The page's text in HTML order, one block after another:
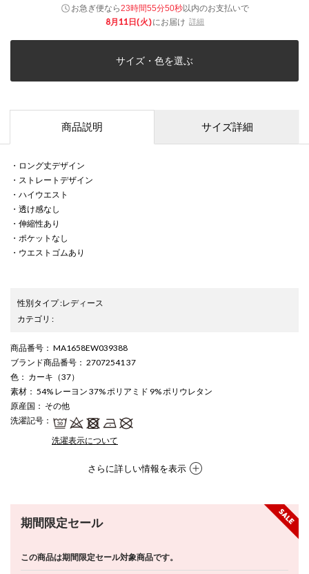
お急ぎ便なら23時間55分50秒以内のお支払いで
8月11日(火)にお届け 詳細
サイズ・色を選ぶ
商品説明 サイズ詳細
・ロング丈デザイン
・ストレートデザイン
・ハイウエスト
・透け感なし
・伸縮性あり
・ポケットなし
・ウエストゴムあり
性別タイプ:レディース
カテゴリ :
商品番号 ： MA1658EW039388
ブランド商品番号 ： 27072541 37
色 ： カーキ（37）
素材 ： 54% レーヨン 37% ポリアミド 9% ポリウレタン
原産国 ： その他
洗濯記号 ：
洗濯表示について
さらに詳しい情報を表示
期間限定セール
この商品は期間限定セール対象商品です。